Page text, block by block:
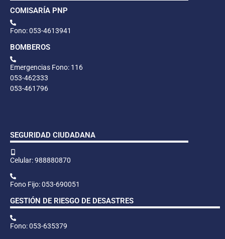
COMISARÍA PNP
Fono: 053-4613941
BOMBEROS
Emergencias Fono: 116
053-462333
053-461796
SEGURIDAD CIUDADANA
Celular: 988880870
Fono Fijo: 053-690051
GESTIÓN DE RIESGO DE DESASTRES
Fono: 053-635379